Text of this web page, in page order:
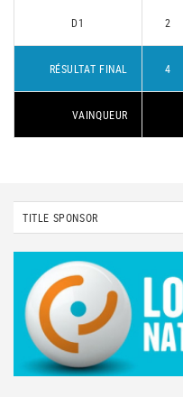
D1 2
RÉSULTAT FINAL 4
VAINQUEUR
TITLE SPONSOR